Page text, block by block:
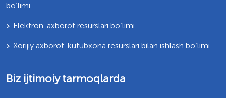
bo‘limi
Elektron-axborot resurslari bo‘limi
Xorijiy axborot-kutubxona resurslari bilan ishlash bo‘limi
Biz ijtimoiy tarmoqlarda